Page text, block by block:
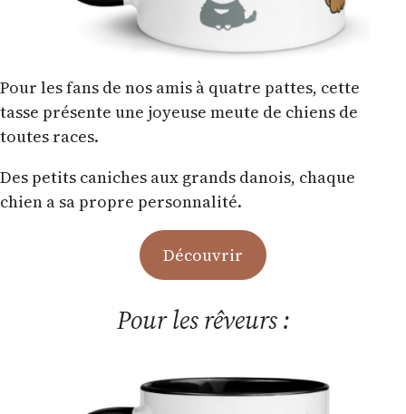
Pour les fans de nos amis à quatre pattes, cette
tasse présente une joyeuse meute de chiens de
toutes races.
Des petits caniches aux grands danois, chaque
chien a sa propre personnalité.
Découvrir
Pour les rêveurs :